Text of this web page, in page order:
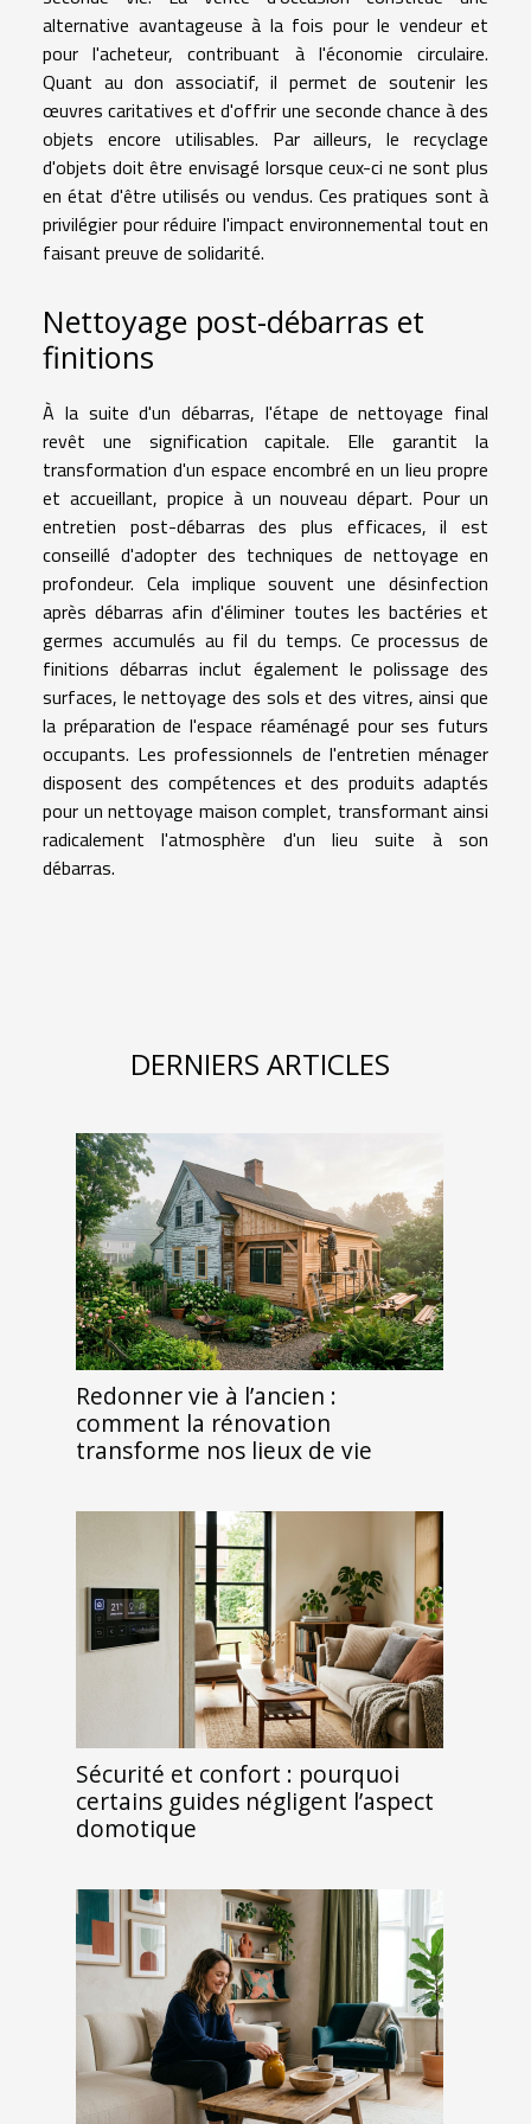
alternative avantageuse à la fois pour le vendeur et
pour l'acheteur, contribuant à l'économie circulaire.
Quant au don associatif, il permet de soutenir les
œuvres caritatives et d'offrir une seconde chance à des
objets encore utilisables. Par ailleurs, le recyclage
d'objets doit être envisagé lorsque ceux-ci ne sont plus
en état d'être utilisés ou vendus. Ces pratiques sont à
privilégier pour réduire l'impact environnemental tout en
faisant preuve de solidarité.
Nettoyage post-débarras et
finitions
À la suite d'un débarras, l'étape de nettoyage final
revêt une signification capitale. Elle garantit la
transformation d'un espace encombré en un lieu propre
et accueillant, propice à un nouveau départ. Pour un
entretien post-débarras des plus efficaces, il est
conseillé d'adopter des techniques de nettoyage en
profondeur. Cela implique souvent une désinfection
après débarras afin d'éliminer toutes les bactéries et
germes accumulés au fil du temps. Ce processus de
finitions débarras inclut également le polissage des
surfaces, le nettoyage des sols et des vitres, ainsi que
la préparation de l'espace réaménagé pour ses futurs
occupants. Les professionnels de l'entretien ménager
disposent des compétences et des produits adaptés
pour un nettoyage maison complet, transformant ainsi
radicalement l'atmosphère d'un lieu suite à son
débarras.
DERNIERS ARTICLES
Redonner vie à l’ancien :
comment la rénovation
transforme nos lieux de vie
Sécurité et confort : pourquoi
certains guides négligent l’aspect
domotique